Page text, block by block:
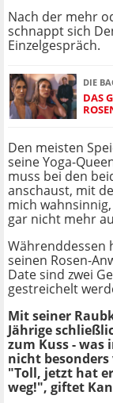
Nach der mehr
schnappt sich
Einzelgespräch.
DIE
DAS
Den meisten
seine Yoga-
muss bei den
anschaust, mit
mich
gar nicht mehr
Währenddessen
seinen Rosen-
Date sind zwei
gestreichelt
Mit seiner
Jährige
zum Kuss -
nicht
"Toll, jetzt hat
weg!", giftet